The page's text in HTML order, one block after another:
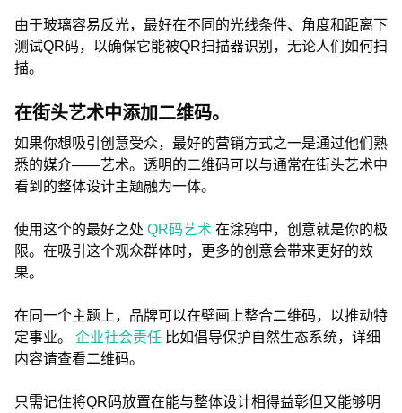
由于玻璃容易反光，最好在不同的光线条件、角度和距离下
测试QR码，以确保它能被QR扫描器识别，无论人们如何扫
描。
在街头艺术中添加二维码。
如果你想吸引创意受众，最好的营销方式之一是通过他们熟
悉的媒介——艺术。透明的二维码可以与通常在街头艺术中
看到的整体设计主题融为一体。
使用这个的最好之处 QR码艺术 在涂鸦中，创意就是你的极
限。在吸引这个观众群体时，更多的创意会带来更好的效
果。
在同一个主题上，品牌可以在壁画上整合二维码，以推动特
定事业。 企业社会责任 比如倡导保护自然生态系统，详细
内容请查看二维码。
只需记住将QR码放置在能与整体设计相得益彰但又能够明